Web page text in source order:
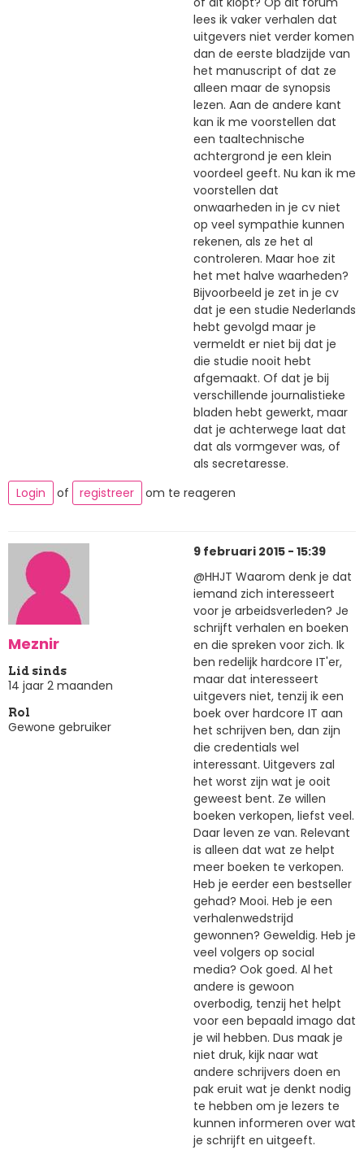
lees ik vaker verhalen dat
uitgevers niet verder komen
dan de eerste bladzijde van
het manuscript of dat ze
alleen maar de synopsis
lezen. Aan de andere kant
kan ik me voorstellen dat
een taaltechnische
achtergrond je een klein
voordeel geeft. Nu kan ik me
voorstellen dat
onwaarheden in je cv niet
op veel sympathie kunnen
rekenen, als ze het al
controleren. Maar hoe zit
het met halve waarheden?
Bijvoorbeeld je zet in je cv
dat je een studie Nederlands
hebt gevolgd maar je
vermeldt er niet bij dat je
die studie nooit hebt
afgemaakt. Of dat je bij
verschillende journalistieke
bladen hebt gewerkt, maar
dat je achterwege laat dat
dat als vormgever was, of
als secretaresse.
Login
of registreer om te reageren
Meznir
Lid sinds
14 jaar 2 maanden
Rol
Gewone gebruiker
9 februari 2015 - 15:39
@HHJT Waarom denk je dat
iemand zich interesseert
voor je arbeidsverleden? Je
schrijft verhalen en boeken
en die spreken voor zich. Ik
ben redelijk hardcore IT'er,
maar dat interesseert
uitgevers niet, tenzij ik een
boek over hardcore IT aan
het schrijven ben, dan zijn
die credentials wel
interessant. Uitgevers zal
het worst zijn wat je ooit
geweest bent. Ze willen
boeken verkopen, liefst veel.
Daar leven ze van. Relevant
is alleen dat wat ze helpt
meer boeken te verkopen.
Heb je eerder een bestseller
gehad? Mooi. Heb je een
verhalenwedstrijd
gewonnen? Geweldig. Heb je
veel volgers op social
media? Ook goed. Al het
andere is gewoon
overbodig, tenzij het helpt
voor een bepaald imago dat
je wil hebben. Dus maak je
niet druk, kijk naar wat
andere schrijvers doen en
pak eruit wat je denkt nodig
te hebben om je lezers te
kunnen informeren over wat
je schrijft en uitgeeft.